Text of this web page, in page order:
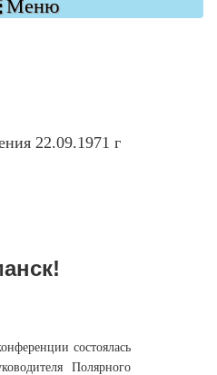
22.09.1971 г
Меню
состоялась
Полярного